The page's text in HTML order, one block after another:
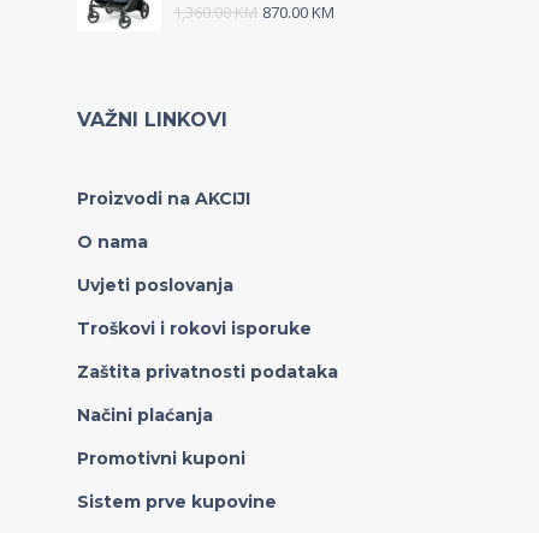
1,360.00KM 870.00KM
VAŽNI LINKOVI
Proizvodi na AKCIJI
O nama
Uvjeti poslovanja
Troškovi i rokovi isporuke
Zaštita privatnosti podataka
Načini plaćanja
Promotivni kuponi
Sistem prve kupovine